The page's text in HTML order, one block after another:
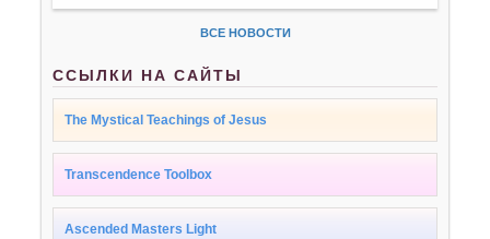
ВСЕ НОВОСТИ
ССЫЛКИ НА САЙТЫ
The Mystical Teachings of Jesus
Transcendence Toolbox
Ascended Masters Light